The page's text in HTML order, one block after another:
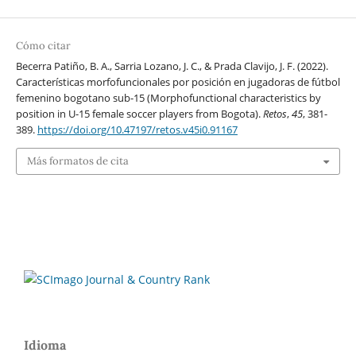
Cómo citar
Becerra Patiño, B. A., Sarria Lozano, J. C., & Prada Clavijo, J. F. (2022).
Características morfofuncionales por posición en jugadoras de fútbol
femenino bogotano sub-15 (Morphofunctional characteristics by
position in U-15 female soccer players from Bogota).Retos,45, 381-
389. https://doi.org/10.47197/retos.v45i0.91167
Más formatos de cita
Idioma